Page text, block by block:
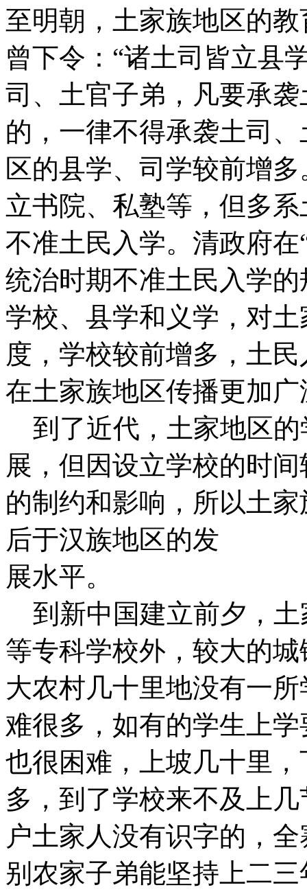
至明朝，土家族地区的
曾下令：“诸土司皆立县
司、土官子弟，凡要承
的，一律不得承袭土司
区的县学、司学较前增
立书院、私塾等，但多
不准土民入学。清政府
统治时期不准土民入学
学校、县学和义学，对
度，学校较前增多，土
在土家族地区传播更加广
到了近代，土家地区的
展，但因设立学校的时
的制约和影响，所以土
后于汉族地区的发
展水平。
到新中国建立前夕，土
等专科学校外，较大的
大农村几十里地没有一
难很多，如有的学生上
也很困难，上坡几十里
多，到了学校来不及上
户土家人没有识字的，
别农家子弟能坚持上二